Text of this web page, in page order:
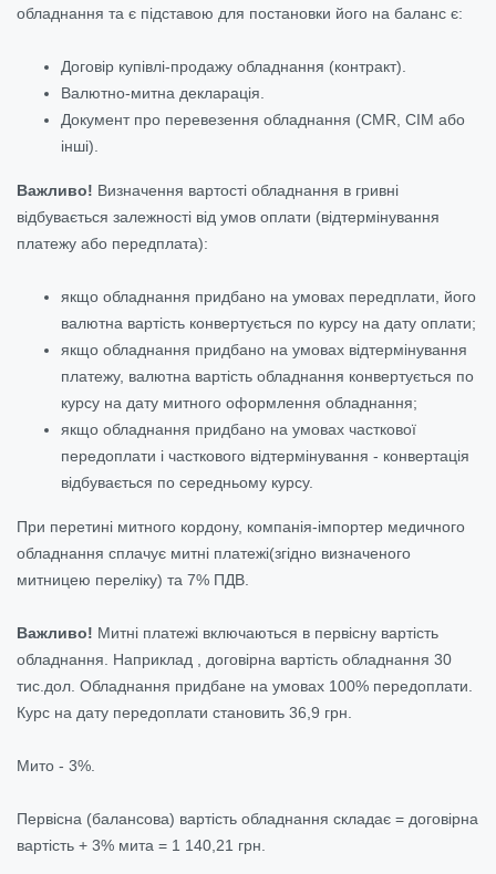
обладнання та є підставою для постановки його на баланс є:
Договір купівлі-продажу обладнання (контракт).
Валютно-митна декларація.
Документ про перевезення обладнання (CMR, CIM або
інші).
Важливо! Визначення вартості обладнання в гривні
відбувається залежності від умов оплати (відтермінування
платежу або передплата):
якщо обладнання придбано на умовах передплати, його
валютна вартість конвертується по курсу на дату оплати;
якщо обладнання придбано на умовах відтермінування
платежу, валютна вартість обладнання конвертується по
курсу на дату митного оформлення обладнання;
якщо обладнання придбано на умовах часткової
передоплати і часткового відтермінування - конвертація
відбувається по середньому курсу.
При перетині митного кордону, компанія-імпортер медичного
обладнання сплачує митні платежі(згідно визначеного
митницею переліку) та 7% ПДВ.
Важливо! Митні платежі включаються в первісну вартість
обладнання. Наприклад , договірна вартість обладнання 30
тис.дол. Обладнання придбане на умовах 100% передоплати.
Курс на дату передоплати становить 36,9 грн.
Мито - 3%.
Первісна (балансова) вартість обладнання складає = договірна
вартість + 3% мита = 1 140,21 грн.